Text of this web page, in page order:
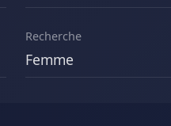
Recherche
Femme